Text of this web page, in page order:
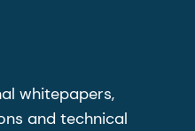
whitepapers,
and technical